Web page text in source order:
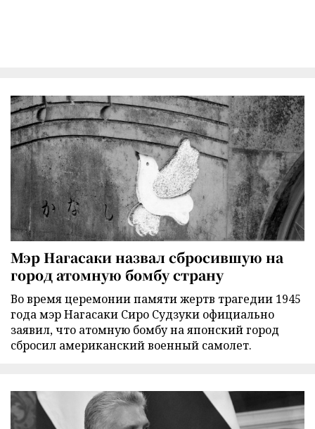
Мэр Нагасаки назвал сбросившую на
город атомную бомбу страну
Во время церемонии памяти жертв трагедии 1945
года мэр Нагасаки Сиро Судзуки официально
заявил, что атомную бомбу на японский город
сбросил американский военный самолет.